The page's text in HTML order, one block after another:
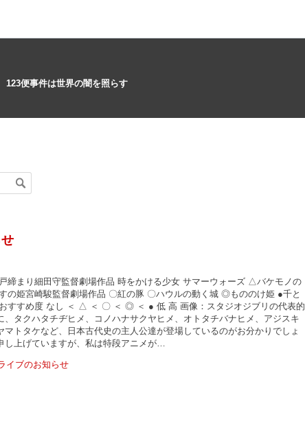
123便事件は世界の闇を照らす
締まり細田守監督劇場作品 時をかける少女 サマーウォーズ △バケモノの
の姫宮崎駿監督劇場作品 〇紅の豚 〇ハウルの動く城 ◎もののけ姫 ●千と
すすめ度 なし ＜ △ ＜ 〇 ＜ ◎ ＜ ● 低 高 画像：スタジオジブリの代表的
、タクハタチヂヒメ、コノハナサクヤヒメ、オトタチバナヒメ、アジスキ
マトタケなど、日本古代史の主人公達が登場しているのがお分かりでしょ
し上げていますが、私は特段アニメが…